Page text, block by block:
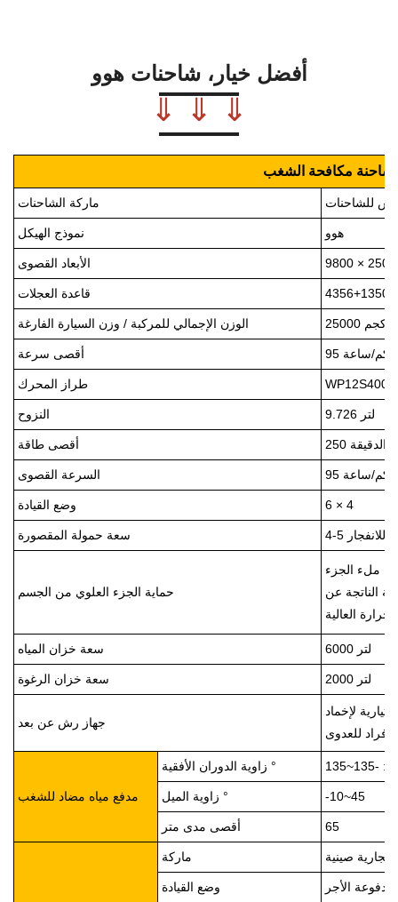
أفضل خيار، شاحنات هوو
⇓ ⇓ ⇓
شاحنة مكافحة الشغب
ماركة الشاحنات للشاحنات
نموذج الهيكل هوو
الأبعاد القصوى
قاعدة العجلات
الوزن الإجمالي للمركبة / وزن السيارة الفارغة
أقصى سرعة 95 كم/ساعة
طراز المحرك
النزوح 9.726 لتر
أقصى طاقة
السرعة القصوى 95 كم/ساعة
وضع القيادة 6 × 4
سعة حمولة المقصورة
حماية الجزء العلوي من الجسم
ملء الجزء
الناتجة عن
العالية
سعة خزان المياه 6000 لتر
سعة خزان الرغوة 2000 لتر
جهاز رش عن بعد
لإخماد
مدفع مياه مضاد للشغب
زاوية الدوران الأفقية °
زاوية الميل ° -10~45
أقصى مدى متر 65
ماركة صينية
وضع القيادة مدفوعة الأجر